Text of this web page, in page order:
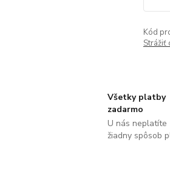
Kód
Strážiť
Všetky platby
zadarmo
U nás neplatíte
žiadny spôsob